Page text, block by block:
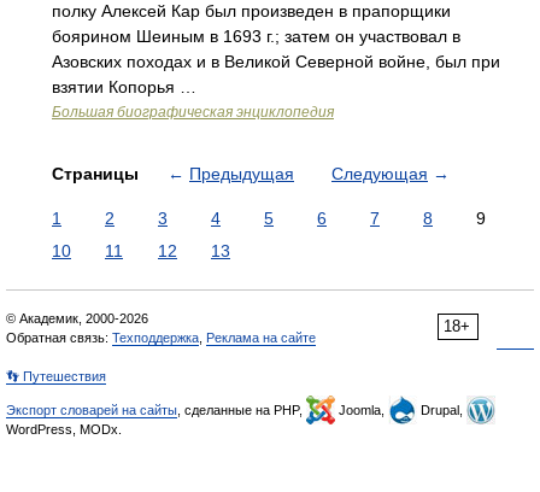
полку Алексей Кар был произведен в прапорщики
боярином Шеиным в 1693 г.; затем он участвовал в
Азовских походах и в Великой Северной войне, был при
взятии Копорья …
Большая биографическая энциклопедия
Страницы ← Предыдущая Следующая →
1 2 3 4 5 6 7 8
9
10
11 12 13
18+
© Академик, 2000-2026
Обратная связь: Техподдержка Реклама на сайте
👣 Путешествия
Экспорт словарей на сайты , сделанные на PHP, Joomla,
Drupal,
WordPress, MODx.